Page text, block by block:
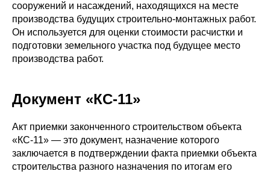
сооружений и насаждений, находящихся на месте
производства будущих строительно-монтажных работ.
Он используется для оценки стоимости расчистки и
подготовки земельного участка под будущее место
производства работ.
Документ «КС-11»
Акт приемки законченного строительством объекта
«КС-11» — это документ, назначение которого
заключается в подтверждении факта приемки объекта
строительства разного назначения по итогам его